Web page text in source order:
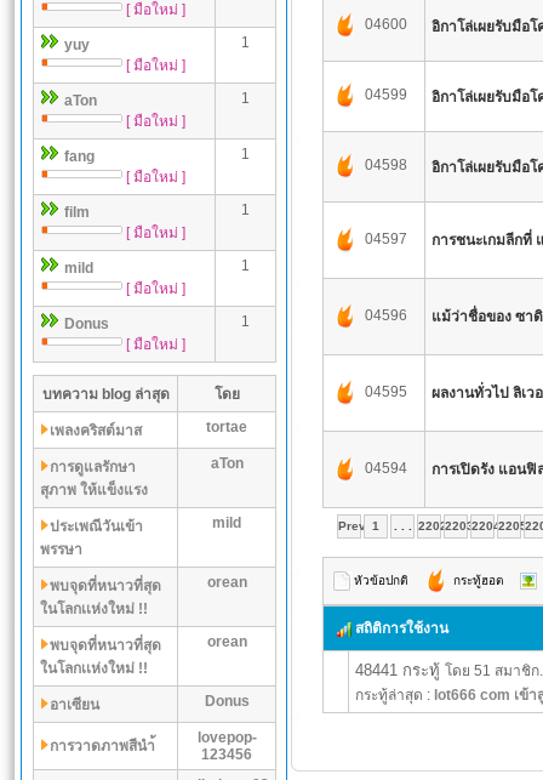
[ มือใหม่ ]
yuy
[ มือใหม่ ]
1
aTon
[ มือใหม่ ]
1
fang
[ มือใหม่ ]
1
film
[ มือใหม่ ]
1
mild
[ มือใหม่ ]
1
Donus
[ มือใหม่ ]
1
บทความ blog ล่าสุด โดย
เพลงคริสต์มาส tortae
การดูแลรักษา
สุภาพ ให้แข็งแรง
aTon
ประเพณีวันเข้า
พรรษา
mild
พบจุดที่หนาวที่สุด
ในโลกเเห่งใหม่ !!
orean
พบจุดที่หนาวที่สุด
ในโลกเเห่งใหม่ !!
orean
อาเซียน Donus
การวาดภาพสีนำ้
lovepop-
123456
04600 อิกาโล่เผยรับมือ
04599 อิกาโล่เผยรับมือ
04598 อิกาโล่เผยรับมือ
04597 การชนะเกมลีกที่
04596 แม้ว่าชื่อของ ซา
04595 ผลงานทั่วไป ลิเว
04594 การเปิดรัง แอนฟิ
Prev 1 2202220322042205
หัวข้อปกติ กระทู้ฮอต
สถิติการใช้งาน
48441 กระทู้ โดย 51 สมาชิ
กระทู้ล่าสุด : lot666 com เข้